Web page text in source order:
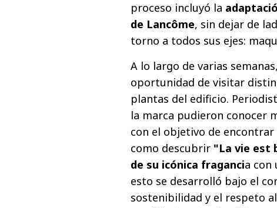
proceso incluyó la
de Lancôme, sin dejar de
torno a todos sus ejes:
A lo largo de varias
oportunidad de visitar
plantas del edificio.
la marca pudieron conocer
con el objetivo de
como descubrir "La vie est
de su icónica fragancia con
esto se desarrolló bajo el
sostenibilidad y el respeto